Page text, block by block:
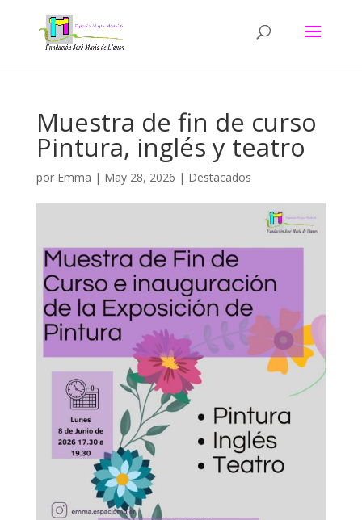
Muestra de fin de curso
Pintura, inglés y teatro
por Emma | May 28, 2026 | Destacados